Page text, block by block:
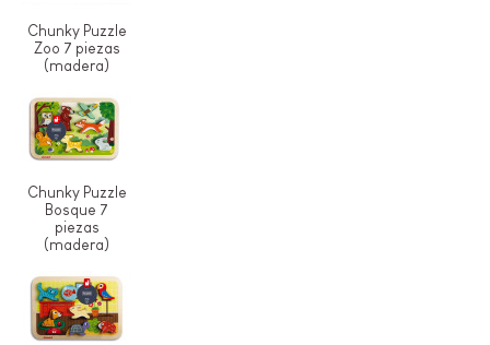
Chunky Puzzle
Zoo 7 piezas
(madera)
Chunky Puzzle
Bosque 7
piezas
(madera)